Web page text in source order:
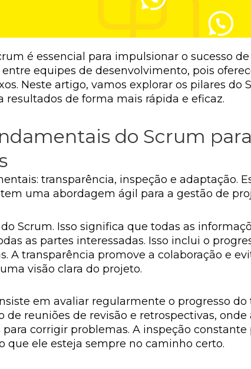
é essencial para impulsionar o sucesso
equipes de desenvolvimento, pois
Neste artigo, vamos explorar os pilares do
de forma mais rápida e eficaz.
do Scrum
transparência, inspeção e adaptação.
uma abordagem ágil para a gestão de
Scrum. Isso significa que todas as
as partes interessadas. Isso inclui o
A transparência promove a colaboração e
visão clara do projeto.
em avaliar regularmente o progresso
de reuniões de revisão e retrospectivas,
corrigir problemas. A inspeção
que ele esteja sempre no caminho certo.